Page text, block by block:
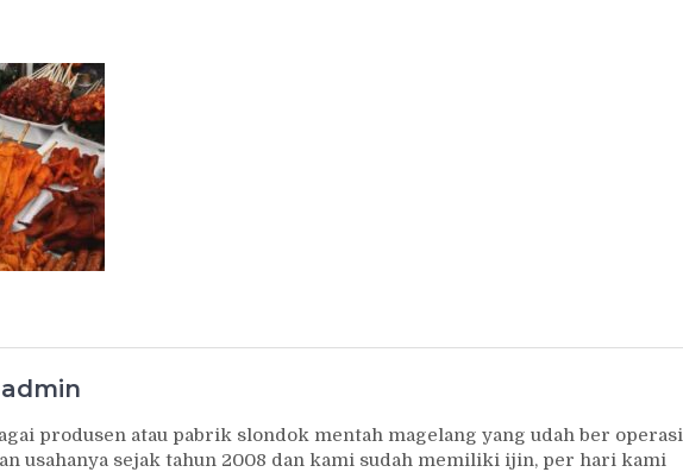
produsen atau pabrik slondok mentah magelang yang udah ber operasi
usahanya sejak tahun 2008 dan kami sudah memiliki ijin, per hari kami